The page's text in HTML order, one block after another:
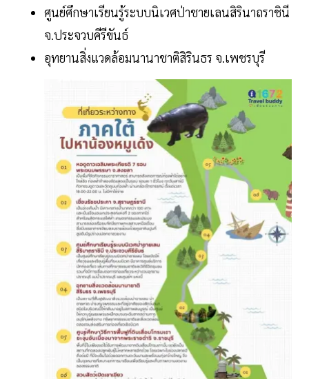
ศูนย์ศึกษาเรียนรู้ระบบนิเวศป่าชายเลนสิรินาถราชินี
จ.ประจวบคีรีขันธ์
อุทยานสิ่งแวดล้อมนานาชาติสิรินธร จ.เพชรบุรี